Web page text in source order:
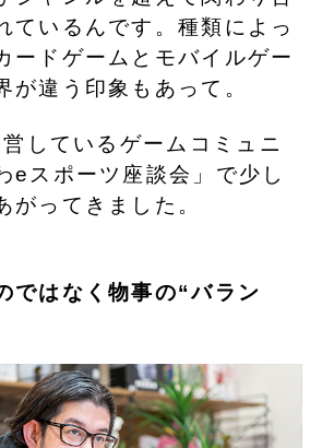
ているんです。種類によっ
ードゲームとモバイルゲー
が違う印象もあって。
しているゲームコミュニ
eスポーツ座談会」で少し
がってきました。
ではなく物事の“バラン